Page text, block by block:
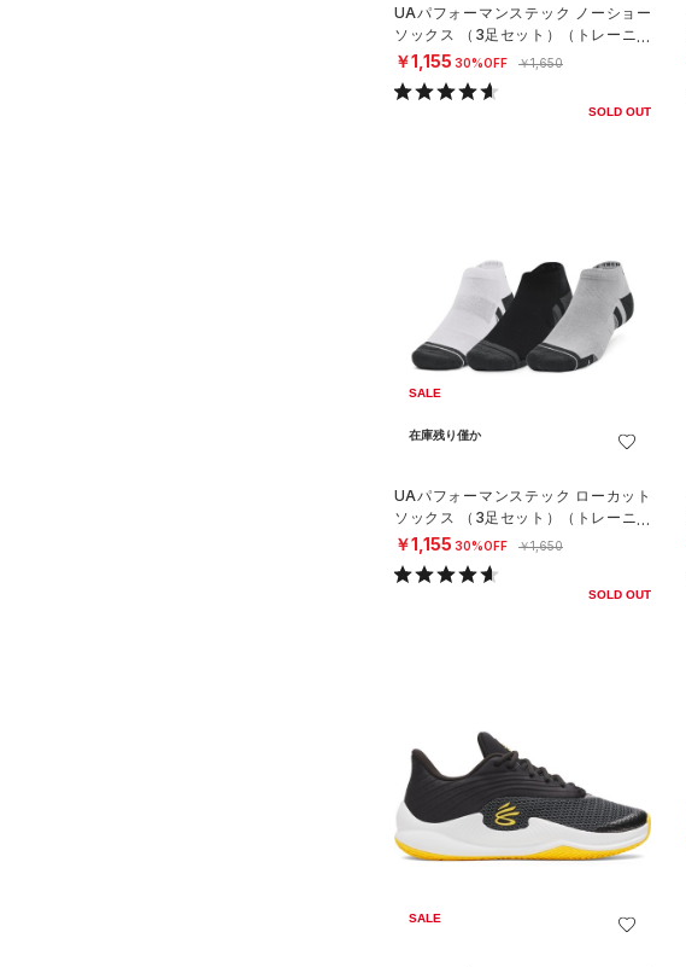
UAパフォーマンステック ノーショー
ソックス （3足セット）（トレーニン
グ/UNISEX）
￥1,155 30%OFF ￥1,650
SOLD OUT
SALE
在庫残り僅か
UAパフォーマンステック ローカット
ソックス （3足セット）（トレーニン
グ/UNISEX）
￥1,155 30%OFF ￥1,650
SOLD OUT
SALE